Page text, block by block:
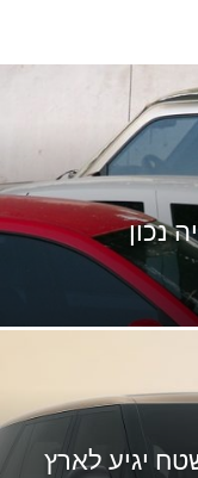
נכון
יגיע לארץ